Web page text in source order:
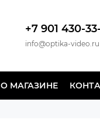
+7 901 430-
info@optika-video.ru
О МАГАЗИНЕ